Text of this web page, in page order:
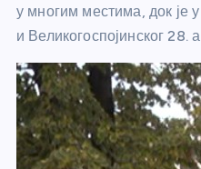
у многим местима, док је
и Великогоспојинског 28.